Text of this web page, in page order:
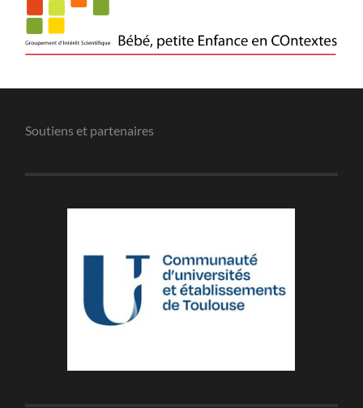
Soutiens et partenaires